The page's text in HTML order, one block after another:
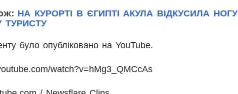
НА КУРОРТІ В ЄГИПТІ АКУЛА ВІДКУСИЛА НОГУ
ТУРИСТУ
було опубліковано на YouTube.
watch?v=hMg3_QMCcAs